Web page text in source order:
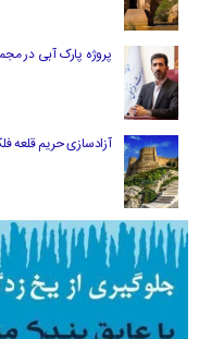
پروژه پارک آبی در
آزادسازی حریم قلعه